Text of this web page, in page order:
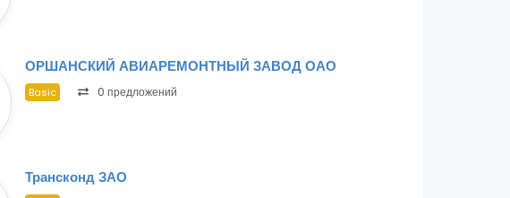
ОРШАНСКИЙ АВИАРЕМОНТНЫЙ ЗАВОД ОАО
Basic 0 предложений
Трансконд ЗАО